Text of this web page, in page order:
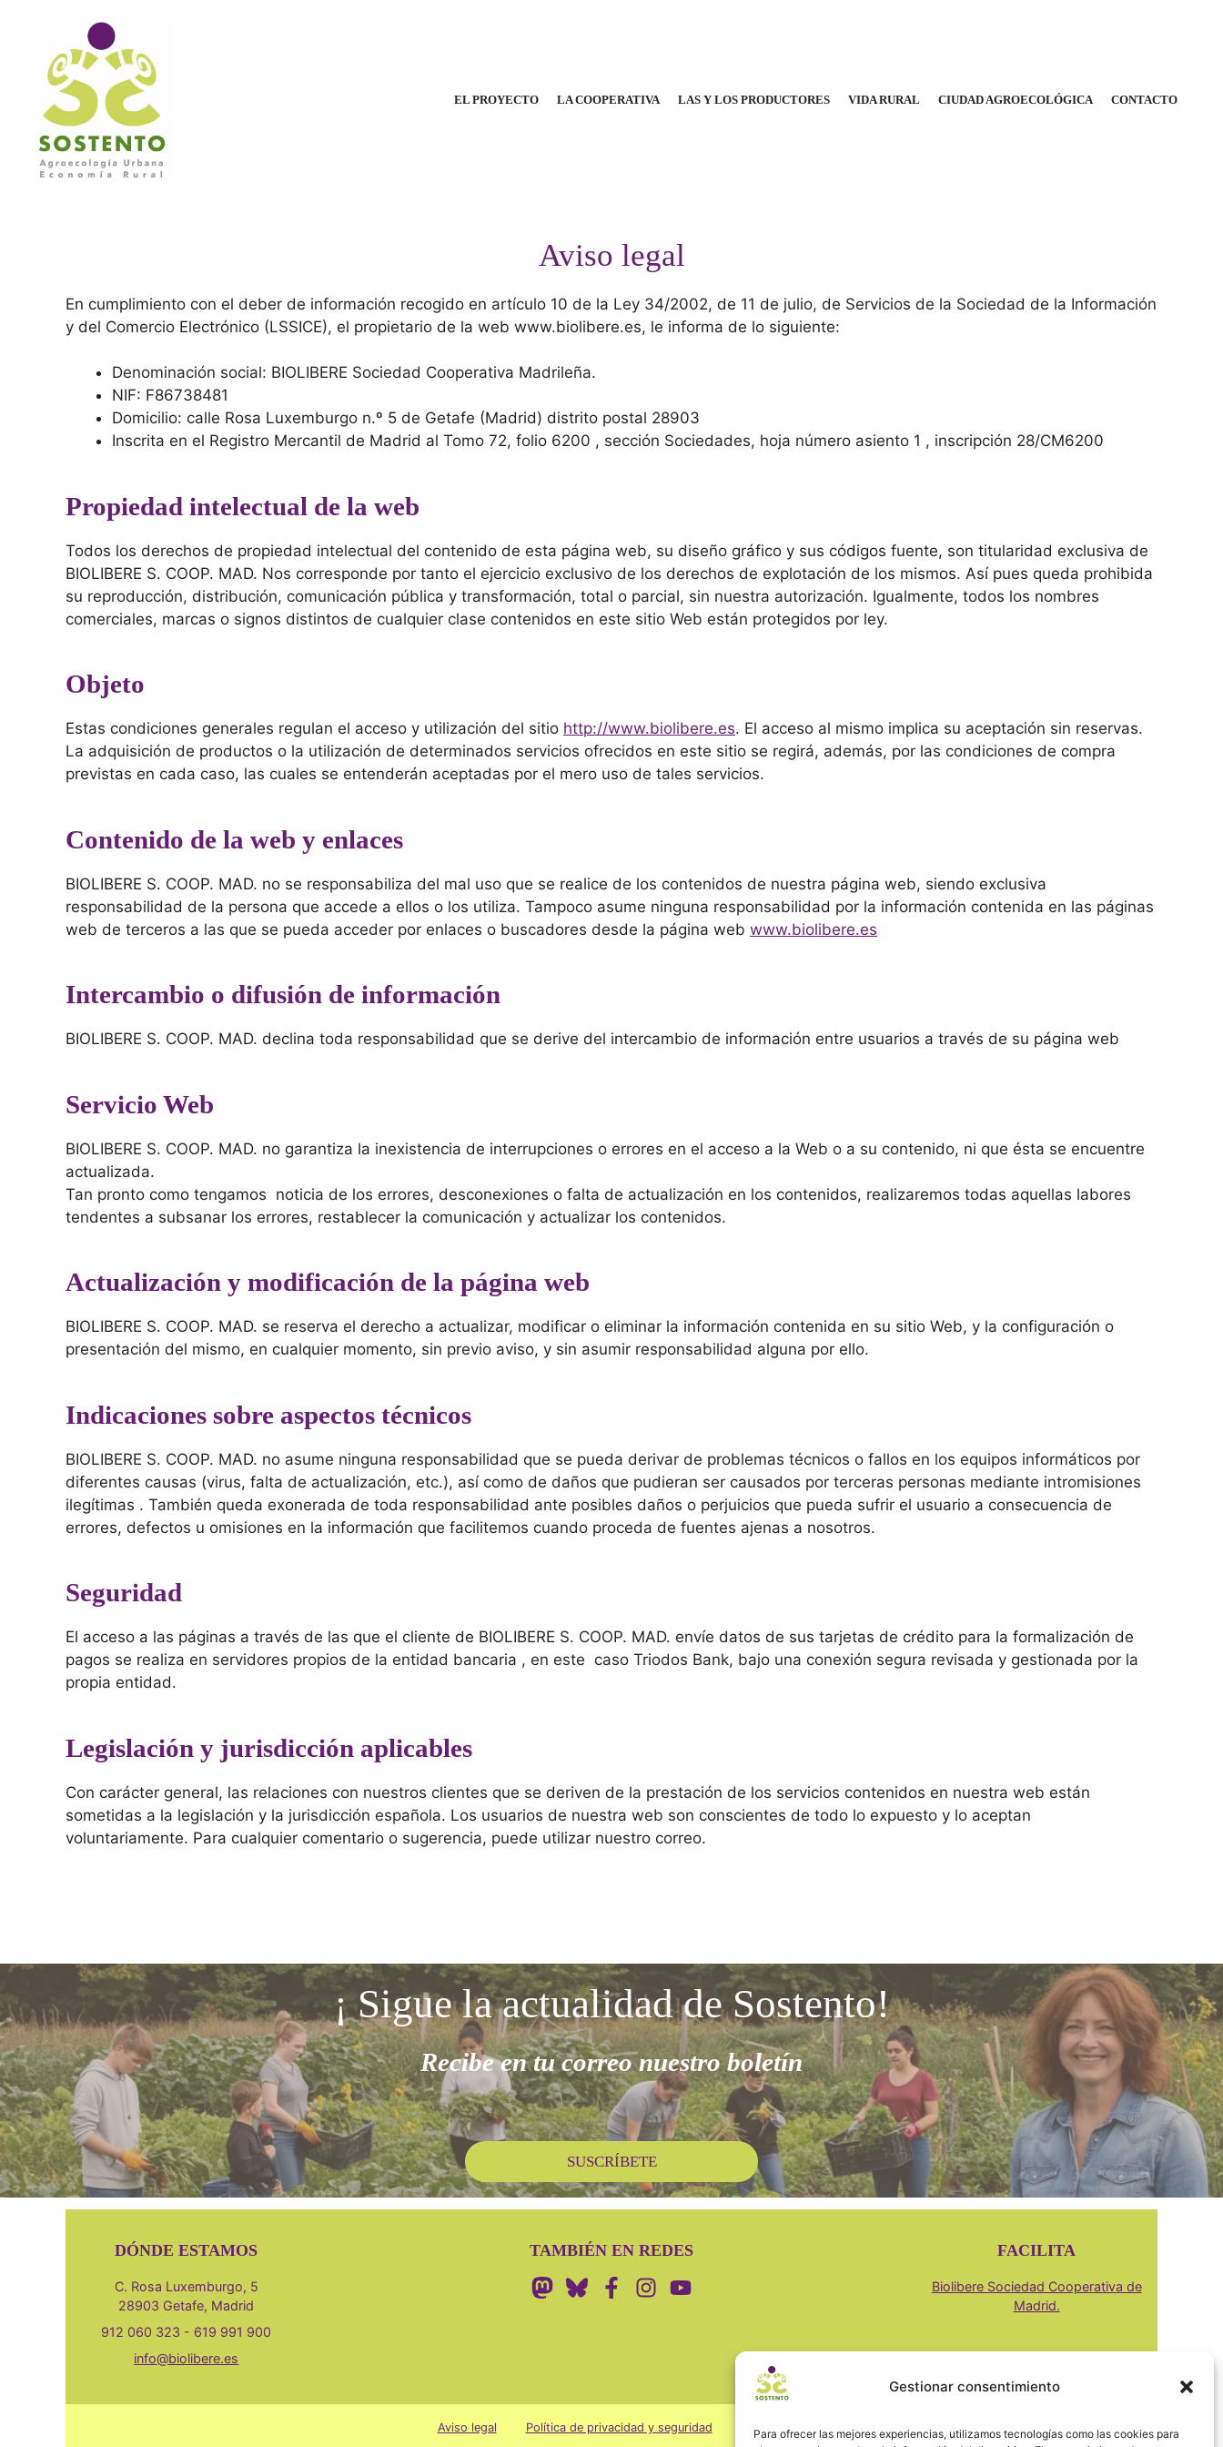
Gestionar consentimiento
Para ofrecer las mejores experiencias, utilizamos tecnologías como las cookies para
contenido
EL PROYECTO LA COOPERATIVA LAS Y LOS PRODUCTORES VIDA RURAL CIUDAD AGROECOLÓGICA CONTACTO
Aviso legal
En cumplimiento con el deber de información recogido en artículo 10 de la Ley 34/2002, de 11 de julio, de Servicios de la Sociedad de la Información
y del Comercio Electrónico (LSSICE), el propietario de la web www.biolibere.es, le informa de lo siguiente:
Denominación social: BIOLIBERE Sociedad Cooperativa Madrileña.
NIF: F86738481
Domicilio: calle Rosa Luxemburgo n.º 5 de Getafe (Madrid) distrito postal 28903
Inscrita en el Registro Mercantil de Madrid al Tomo 72, folio 6200 , sección Sociedades, hoja número asiento 1 , inscripción 28/CM6200
Propiedad intelectual de la web
Todos los derechos de propiedad intelectual del contenido de esta página web, su diseño gráfico y sus códigos fuente, son titularidad exclusiva de
BIOLIBERE S. COOP. MAD. Nos corresponde por tanto el ejercicio exclusivo de los derechos de explotación de los mismos. Así pues queda prohibida
su reproducción, distribución, comunicación pública y transformación, total o parcial, sin nuestra autorización. Igualmente, todos los nombres
comerciales, marcas o signos distintos de cualquier clase contenidos en este sitio Web están protegidos por ley.
Objeto
Estas condiciones generales regulan el acceso y utilización del sitio http://www.biolibere.es. El acceso al mismo implica su aceptación sin reservas.
La adquisición de productos o la utilización de determinados servicios ofrecidos en este sitio se regirá, además, por las condiciones de compra
previstas en cada caso, las cuales se entenderán aceptadas por el mero uso de tales servicios.
Contenido de la web y enlaces
BIOLIBERE S. COOP. MAD. no se responsabiliza del mal uso que se realice de los contenidos de nuestra página web, siendo exclusiva
responsabilidad de la persona que accede a ellos o los utiliza. Tampoco asume ninguna responsabilidad por la información contenida en las páginas
web de terceros a las que se pueda acceder por enlaces o buscadores desde la página web www.biolibere.es
Intercambio o difusión de información
BIOLIBERE S. COOP. MAD. declina toda responsabilidad que se derive del intercambio de información entre usuarios a través de su página web
Servicio Web
BIOLIBERE S. COOP. MAD. no garantiza la inexistencia de interrupciones o errores en el acceso a la Web o a su contenido, ni que ésta se encuentre
actualizada.
Tan pronto como tengamos noticia de los errores, desconexiones o falta de actualización en los contenidos, realizaremos todas aquellas labores
tendentes a subsanar los errores, restablecer la comunicación y actualizar los contenidos.
Actualización y modificación de la página web
BIOLIBERE S. COOP. MAD. se reserva el derecho a actualizar, modificar o eliminar la información contenida en su sitio Web, y la configuración o
presentación del mismo, en cualquier momento, sin previo aviso, y sin asumir responsabilidad alguna por ello.
Indicaciones sobre aspectos técnicos
BIOLIBERE S. COOP. MAD. no asume ninguna responsabilidad que se pueda derivar de problemas técnicos o fallos en los equipos informáticos por
diferentes causas (virus, falta de actualización, etc.), así como de daños que pudieran ser causados por terceras personas mediante intromisiones
ilegítimas . También queda exonerada de toda responsabilidad ante posibles daños o perjuicios que pueda sufrir el usuario a consecuencia de
errores, defectos u omisiones en la información que facilitemos cuando proceda de fuentes ajenas a nosotros.
Seguridad
El acceso a las páginas a través de las que el cliente de BIOLIBERE S. COOP. MAD. envíe datos de sus tarjetas de crédito para la formalización de
pagos se realiza en servidores propios de la entidad bancaria , en este caso Triodos Bank, bajo una conexión segura revisada y gestionada por la
propia entidad.
Legislación y jurisdicción aplicables
Con carácter general, las relaciones con nuestros clientes que se deriven de la prestación de los servicios contenidos en nuestra web están
sometidas a la legislación y la jurisdicción española. Los usuarios de nuestra web son conscientes de todo lo expuesto y lo aceptan
voluntariamente. Para cualquier comentario o sugerencia, puede utilizar nuestro correo.
¡ Sigue la actualidad de Sostento!
Recibe en tu correo nuestro boletín
SUSCRÍBETE
DÓNDE ESTAMOS
C. Rosa Luxemburgo, 5
28903 Getafe, Madrid
912 060 323 - 619 991 900
info@biolibere.es
TAMBIÉN EN REDES FACILITA
Biolibere Sociedad Cooperativa de
Madrid.
Aviso legal Política de privacidad y seguridad Cookies